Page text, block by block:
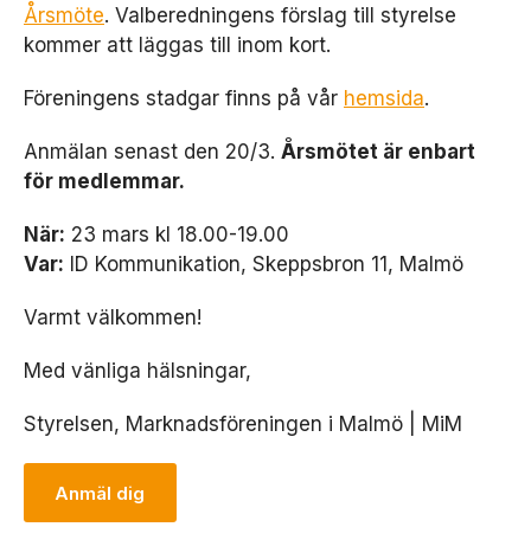
Årsmöte. Valberedningens förslag till styrelse
kommer att läggas till inom kort.
Föreningens stadgar finns på vår hemsida.
Anmälan senast den 20/3. Årsmötet är enbart
för medlemmar.
När: 23 mars kl 18.00-19.00
Var: ID Kommunikation, Skeppsbron 11, Malmö
Varmt välkommen!
Med vänliga hälsningar,
Styrelsen, Marknadsföreningen i Malmö | MiM
Anmäl dig